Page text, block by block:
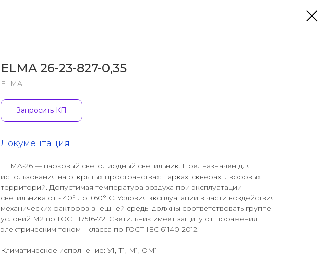
ELMA 26-23-827-0,35
ELMA
Запросить КП
Документация
ELMA-26 — парковый светодиодный светильник. Предназначен для
использования на открытых пространствах: парках, скверах, дворовых
территорий. Допустимая температура воздуха при эксплуатации
светильника от - 40° до +60° С. Условия эксплуатации в части воздействия
механических факторов внешней среды должны соответствовать группе
условий М2 по ГОСТ 17516-72. Светильник имеет защиту от поражения
электрическим током I класса по ГОСТ IEC 61140-2012.
Климатическое исполнение: У1, Т1, М1, ОМ1